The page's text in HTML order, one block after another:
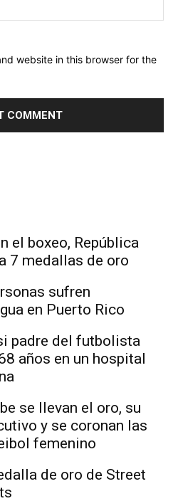
website in this browser for the
el boxeo, República
7 medallas de oro
sufren
en Puerto Rico
padre del futbolista
años en un hospital
se llevan el oro, su
y se coronan las
femenino
de oro de Street